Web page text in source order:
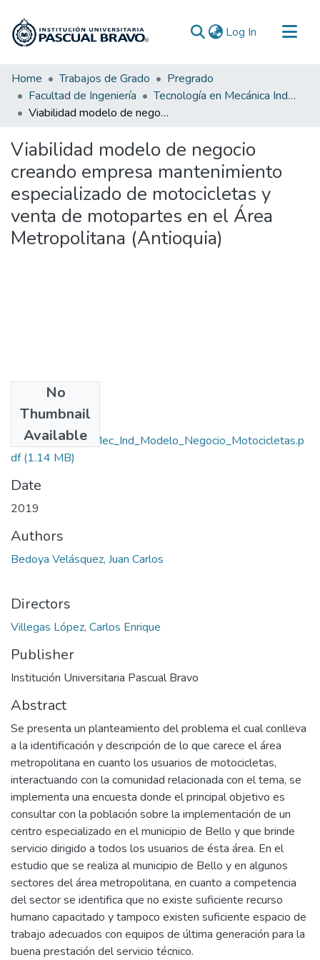
Log In (current)
Communities & Collections
All of DSpace
Statistics
Home Trabajos de Grado
Pregrado
Facultad de Ingeniería
Tecnología en Mecánica Industrial
Viabilidad modelo de negocio creando empresa mantenimiento especializado de motocicletas y venta de motopartes en el Área Metropolitana (Antioquia)
Viabilidad modelo de negocio
creando empresa mantenimiento
especializado de motocicletas y
venta de motopartes en el Área
Metropolitana (Antioquia)
No
Thumbnail
Available
Rep_IUPB_Tec_Mec_Ind_Modelo_Negocio_Motocicletas.p
df(1.14 MB)
Date
2019
Authors
Bedoya Velásquez, Juan Carlos
Directors
Villegas López, Carlos Enrique
Publisher
Institución Universitaria Pascual Bravo
Abstract
Se presenta un planteamiento del problema el cual conlleva
a la identificación y descripción de lo que carece el área
metropolitana en cuanto los usuarios de motocicletas,
interactuando con la comunidad relacionada con el tema, se
implementa una encuesta donde el principal objetivo es
consultar con la población sobre la implementación de un
centro especializado en el municipio de Bello y que brinde
servicio dirigido a todos los usuarios de ésta área. En el
estudio que se realiza al municipio de Bello y en algunos
sectores del área metropolitana, en cuanto a competencia
del sector se identifica que no existe suficiente recurso
humano capacitado y tampoco existen suficiente espacio de
trabajo adecuados con equipos de última generación para la
buena prestación del servicio técnico.